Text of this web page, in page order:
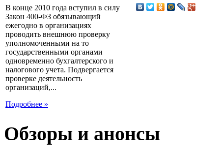
В конце 2010 года вступил в силу
Закон 400-ФЗ обязывающий
ежегодно в организациях
проводить внешнюю проверку
уполномоченными на то
государственными органами
одновременно бухгалтерского и
налогового учета. Подвергается
проверке деятельность
организаций,...
Подробнее »
Обзоры и анонсы